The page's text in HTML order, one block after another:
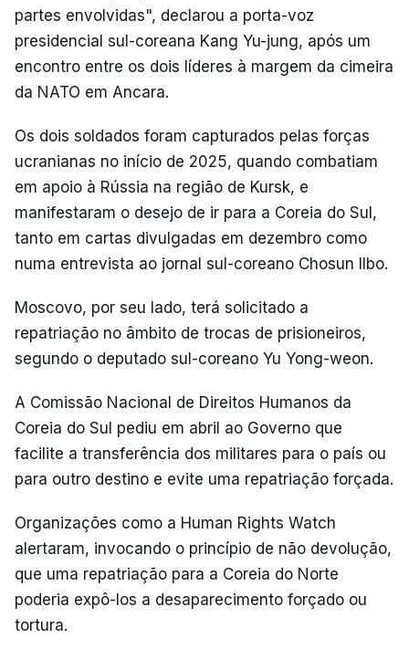
partes envolvidas", declarou a porta-voz
presidencial sul-coreana Kang Yu-jung, após um
encontro entre os dois líderes à margem da cimeira
da NATO em Ancara.
Os dois soldados foram capturados pelas forças
ucranianas no início de 2025, quando combatiam
em apoio à Rússia na região de Kursk, e
manifestaram o desejo de ir para a Coreia do Sul,
tanto em cartas divulgadas em dezembro como
numa entrevista ao jornal sul-coreano Chosun Ilbo.
Moscovo, por seu lado, terá solicitado a
repatriação no âmbito de trocas de prisioneiros,
segundo o deputado sul-coreano Yu Yong-weon.
A Comissão Nacional de Direitos Humanos da
Coreia do Sul pediu em abril ao Governo que
facilite a transferência dos militares para o país ou
para outro destino e evite uma repatriação forçada.
Organizações como a Human Rights Watch
alertaram, invocando o princípio de não devolução,
que uma repatriação para a Coreia do Norte
poderia expô-los a desaparecimento forçado ou
tortura.